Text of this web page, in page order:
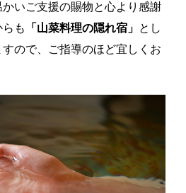
いご支援の賜物と心より感謝
も 「山菜料理の隠れ宿」 とし
ので、ご指導のほど宜しくお